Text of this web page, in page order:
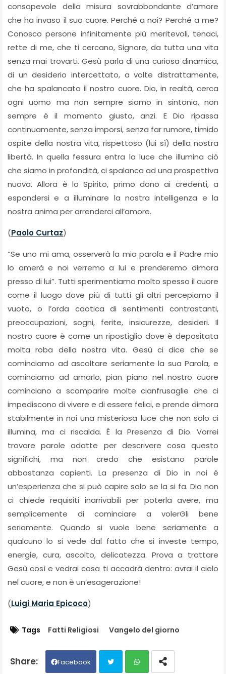
consapevole della misura sovrabbondante d’amore
che ha invaso il suo cuore. Perché a noi? Perché a me?
Conosco persone infinitamente più meritevoli, tenaci,
rette di me, che ti cercano, Signore, da tutta una vita
senza mai trovarti. Gesù parla di una curiosa dinamica,
di un desiderio intercettato, a volte distrattamente,
che ha spalancato il nostro cuore. Dio, in realtà, cerca
ogni uomo ma non sempre siamo in sintonia, non
sempre è il momento giusto, anzi. E Dio ripassa
continuamente, senza imporsi, senza far rumore, timido
ospite della nostra vita, rispettoso (lui sì) della nostra
libertà. In quella fessura entra la luce che illumina ciò
che siamo in profondità, ci spalanca ad una prospettiva
nuova. Allora è lo Spirito, primo dono ai credenti, a
espandersi e a illuminare la nostra intelligenza e la
nostra anima per arrenderci all’amore.
(Paolo Curtaz)
“Se uno mi ama, osserverà la mia parola e il Padre mio
lo amerà e noi verremo a lui e prenderemo dimora
presso di lui”. Tutti sperimentiamo molto spesso il cuore
come il luogo dove più di tutti gli altri percepiamo il
vuoto, o l’orda caotica di sentimenti contrastanti,
preoccupazioni, sogni, ferite, insicurezze, desideri. Il
nostro cuore è come un ripostiglio dove è depositata
molta roba della nostra vita. Gesù ci dice che se
cominciamo ad ascoltare seriamente la sua Parola, e
cominciamo ad amarlo, pian piano nel nostro cuore
cominciano a scomparire molte cianfrusaglie che ci
impediscono di vivere e di essere felici, e prende dimora
stabilmente in noi una misteriosa luce che non solo ci
illumina, ma ci riscalda. È la Presenza di Dio. Vorrei
trovare parole adatte per descrivere cosa questo
significhi, ma non credo che esistano parole
abbastanza capienti. La presenza di Dio in noi è
un’esperienza che si può capire solo se la si fa. Dio non
ci chiede requisiti inarrivabili per poterla avere, ma
semplicemente di cominciare a volerGli bene
seriamente. Quando si vuole bene seriamente a
qualcuno lo si vede dal fatto che si investe tempo,
energie, cura, ascolto, delicatezza. Prova a trattare
Gesù così e vedrai cosa ti accadrà dentro: avrai il cielo
nel cuore, e non è un’esagerazione!
(Luigi Maria Epicoco)
Tags Fatti Religiosi Vangelo del giorno
Facebook